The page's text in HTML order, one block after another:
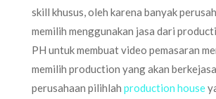
skill khusus, oleh karena banyak
memilih menggunakan jasa dari
PH untuk membuat video pemasaran
memilih production yang akan
perusahaan pilihlah production house